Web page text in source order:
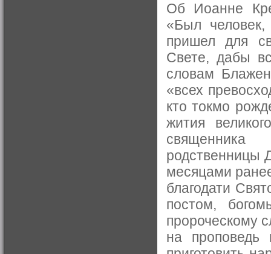
Об Иоанне
«Был
пришел для
Свете, дабы
словам
«всех
кто токмо
жития
родственницы
месяцами
благодати
постом,
пророческому
на проповедь